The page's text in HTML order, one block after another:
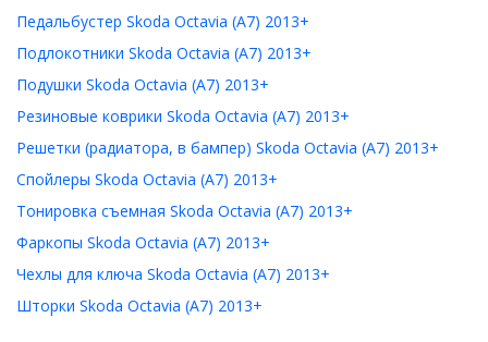
Педальбустер Skoda Octavia (A7) 2013+
Подлокотники Skoda Octavia (A7) 2013+
Подушки Skoda Octavia (A7) 2013+
Резиновые коврики Skoda Octavia (A7) 2013+
Решетки (радиатора, в бампер) Skoda Octavia (A7) 2013+
Спойлеры Skoda Octavia (A7) 2013+
Тонировка съемная Skoda Octavia (A7) 2013+
Фаркопы Skoda Octavia (A7) 2013+
Чехлы для ключа Skoda Octavia (A7) 2013+
Шторки Skoda Octavia (A7) 2013+